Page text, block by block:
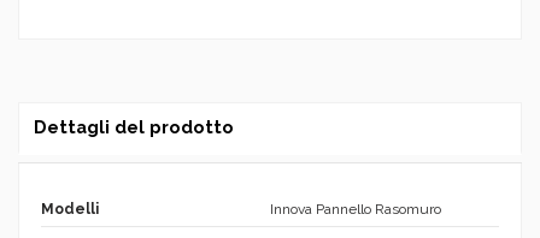
Dettagli del prodotto
Modelli Innova Pannello Rasomuro